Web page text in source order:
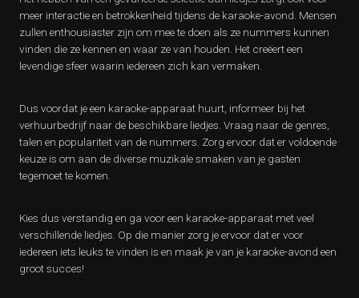
meer interactie en betrokkenheid tijdens de karaoke-avond. Mensen
zullen enthousiaster zijn om mee te doen als ze nummers kunnen
vinden die ze kennen en waar ze van houden. Het creëert een
levendige sfeer waarin iedereen zich kan vermaken.
Dus voordat je een karaoke-apparaat huurt, informeer bij het
verhuurbedrijf naar de beschikbare liedjes. Vraag naar de genres,
talen en populariteit van de nummers. Zorg ervoor dat er voldoende
keuze is om aan de diverse muzikale smaken van je gasten
tegemoet te komen.
Kies dus verstandig en ga voor een karaoke-apparaat met veel
verschillende liedjes. Op die manier zorg je ervoor dat er voor
iedereen iets leuks te vinden is en maak je van je karaoke-avond een
groot succes!